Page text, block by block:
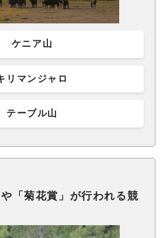
ケニア山
リマンジャロ
テーブル山
や「菊花賞」が行われる競